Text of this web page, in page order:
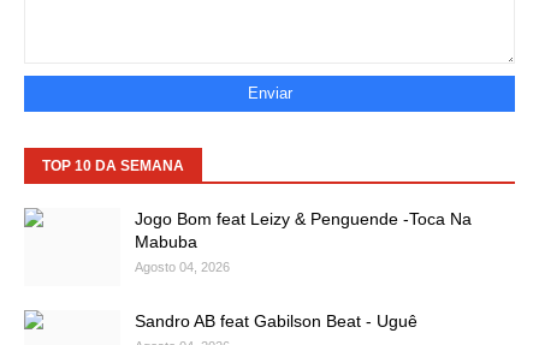
TOP 10 DA SEMANA
Jogo Bom feat Leizy & Penguende -Toca Na
Mabuba
Agosto 04, 2026
Sandro AB feat Gabilson Beat - Uguê